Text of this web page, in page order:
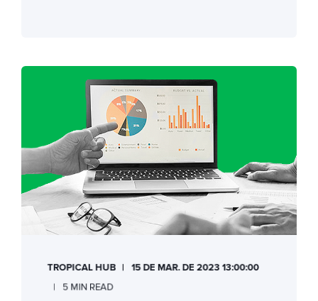
TROPICAL HUB 15 DE MAR. DE 2023 13:00:00
5 MIN READ